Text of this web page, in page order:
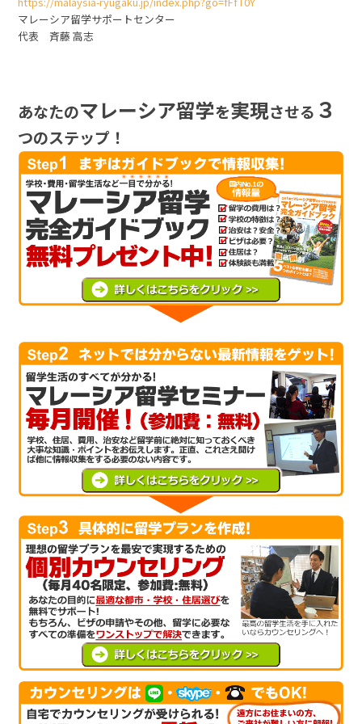
マレーシア留学サポートセンター
代表 斉藤 高志
あなたのマレーシア留学を実現させる ３
つのステップ！